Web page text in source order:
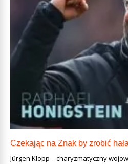
Czekając na Znak by zrobić
Jürgen Klopp – charyzmatyczny